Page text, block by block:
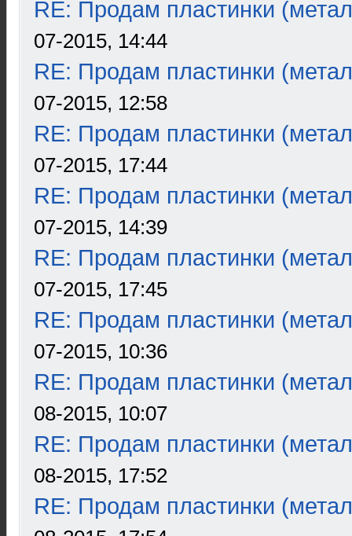
RE: Продам пластинки
07-2015, 14:44
RE: Продам пластинки
07-2015, 12:58
RE: Продам пластинки
07-2015, 17:44
RE: Продам пластинки
07-2015, 14:39
RE: Продам пластинки
07-2015, 17:45
RE: Продам пластинки
07-2015, 10:36
RE: Продам пластинки
08-2015, 10:07
RE: Продам пластинки
08-2015, 17:52
RE: Продам пластинки